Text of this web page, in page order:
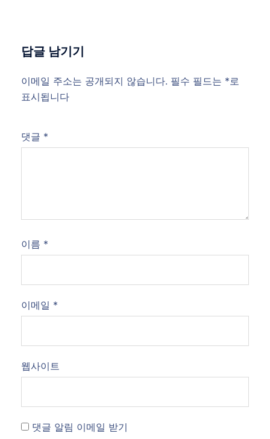
답글 남기기
이메일 주소는 공개되지 않습니다. 필수 필드는 * 로
표시됩니다
댓글 *
이름 *
이메일 *
웹사이트
댓글 알림 이메일 받기